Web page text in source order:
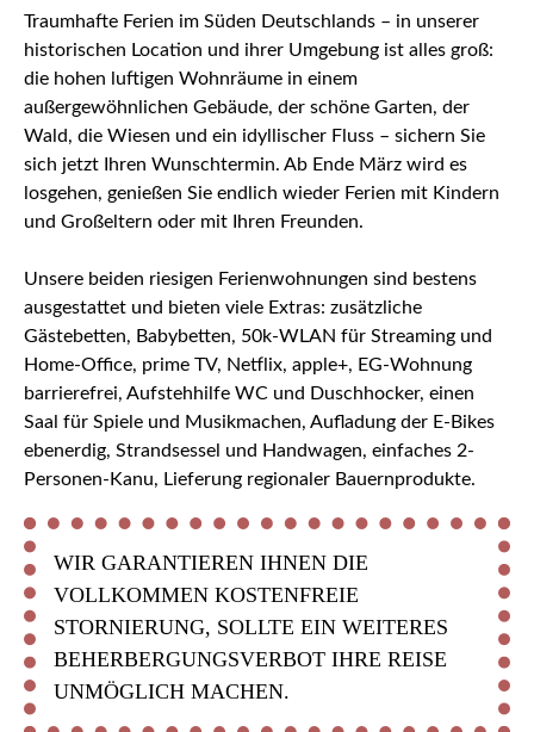
Traumhafte Ferien im Süden Deutschlands – in unserer
historischen Location und ihrer Umgebung ist alles groß:
die hohen luftigen Wohnräume in einem
außergewöhnlichen Gebäude, der schöne Garten, der
Wald, die Wiesen und ein idyllischer Fluss – sichern Sie
sich jetzt Ihren Wunschtermin. Ab Ende März wird es
losgehen, genießen Sie endlich wieder Ferien mit Kindern
und Großeltern oder mit Ihren Freunden.
Unsere beiden riesigen Ferienwohnungen sind bestens
ausgestattet und bieten viele Extras: zusätzliche
Gästebetten, Babybetten, 50k-WLAN für Streaming und
Home-Office, prime TV, Netflix, apple+, EG-Wohnung
barrierefrei, Aufstehhilfe WC und Duschhocker, einen
Saal für Spiele und Musikmachen, Aufladung der E-Bikes
ebenerdig, Strandsessel und Handwagen, einfaches 2-
Personen-Kanu, Lieferung regionaler Bauernprodukte.
WIR GARANTIEREN IHNEN DIE
VOLLKOMMEN KOSTENFREIE
STORNIERUNG, SOLLTE EIN WEITERES
BEHERBERGUNGSVERBOT IHRE REISE
UNMÖGLICH MACHEN.